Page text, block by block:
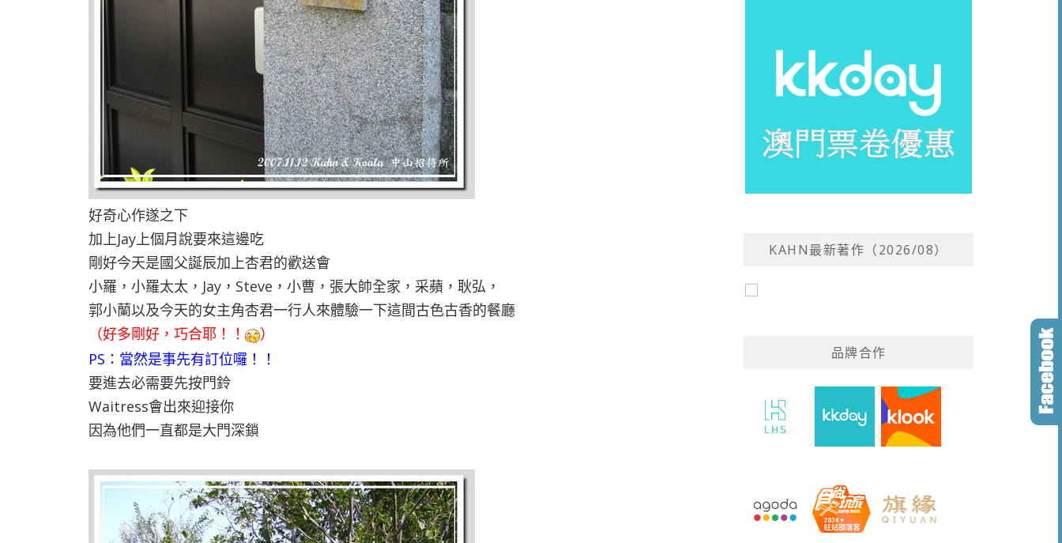
好奇心作遂之下
加上Jay上個月說要來這邊吃
剛好今天是國父誕辰加上杏君的歡送會
小羅，小羅太太，Jay，Steve，小曹，張大帥全家，采蘋，耿弘，
郭小蘭以及今天的女主角杏君一行人來體驗一下這間古色古香的餐廳
（好多剛好，巧合耶！！
）
PS：當然是事先有訂位囉！！
要進去必需要先按門鈴
Waitress會出來迎接你
因為他們一直都是大門深鎖
KAHN最新著作（2026/08）
品牌合作